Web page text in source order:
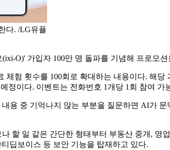
다. /LG유플
O)' 가입자 100만 명 돌파를 기념해 프로모
험 횟수를 100회로 확대하는 내용이다. 해
정이다. 이벤트는 전화번호 1개당 1회 참여 가
용 중 기억나지 않는 부분을 질문하면 AI가
할 일 같은 간단한 형태부터 부동산 중개, 영
딥보이스 등 보안 기능을 탑재하고 있다.